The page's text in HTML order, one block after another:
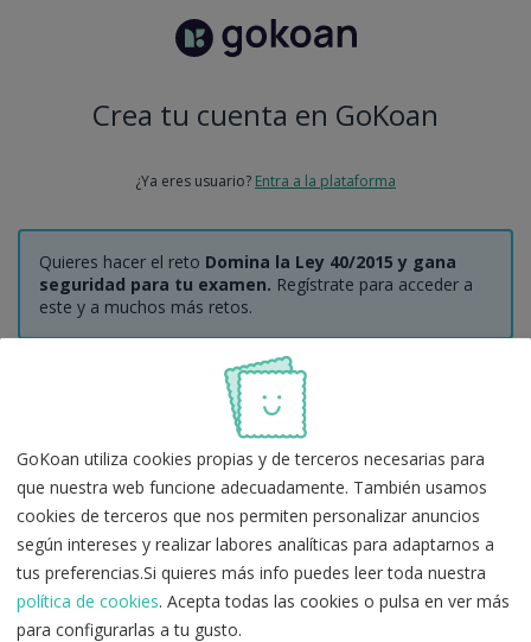
Crea tu cuenta en GoKoan
¿Ya eres usuario? Entra a la plataforma
Quieres hacer el reto Domina la Ley 40/2015 y gana
seguridad para tu examen. Regístrate para acceder a
este y a muchos más retos.
Regístrate con Google
O
Registro con correo electrónico
GoKoan utiliza cookies propias y de terceros necesarias para
que nuestra web funcione adecuadamente. También usamos
cookies de terceros que nos permiten personalizar anuncios
según intereses y realizar labores analíticas para adaptarnos a
tus preferencias.Si quieres más info puedes leer toda nuestra
política de cookies. Acepta todas las cookies o pulsa en ver más
para configurarlas a tu gusto.